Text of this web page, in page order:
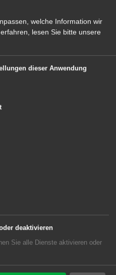
Wir bitten
Aalen
welche Information wir
lesen Sie bitte unsere
dieser Anwendung
deaktivieren
Sie alle Dienste aktivieren oder